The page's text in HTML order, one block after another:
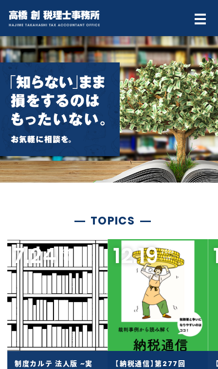
TOPICS
7.24 2026
FRI
制度カルテ 法人版 ~実
12.19 2023
[TUE]
【納税通信】第277回